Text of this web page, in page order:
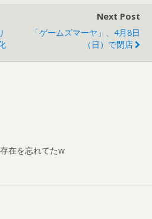
Next Post
「ゲームズマーヤ」、4月8日
（日）で閉店
在を忘れてたw